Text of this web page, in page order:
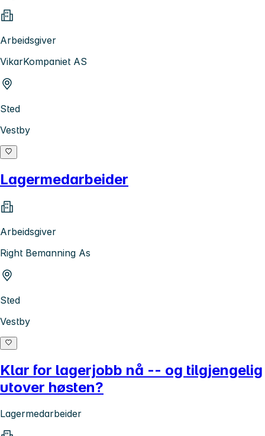
Arbeidsgiver
VikarKompaniet AS
Sted
Vestby
Lagermedarbeider
Arbeidsgiver
Right Bemanning As
Sted
Vestby
Klar for lagerjobb nå -- og tilgjengelig
utover høsten?
Lagermedarbeider